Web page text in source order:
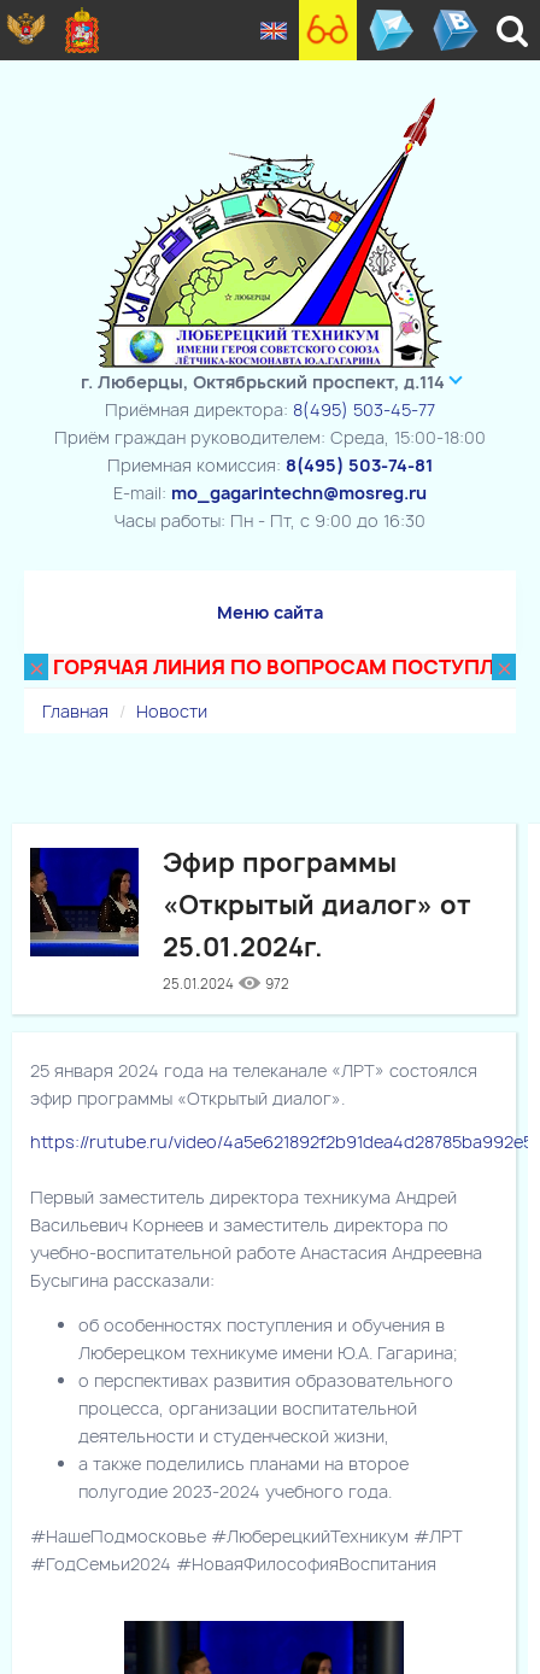
г. Люберцы, Октябрьский проспект, д.114
Приёмная директора: 8(495) 503-45-77
Приём граждан руководителем: Среда, 15:00-18:00
Приемная комиссия: 8(495) 503-74-81
E-mail: mo_gagarintechn@mosreg.ru
Часы работы: Пн - Пт, с 9:00 до 16:30
Меню сайта
×ГОРЯЧАЯ ЛИНИЯ ПО ВОПРОСАМ ПОСТУПЛЕНИЯ
×
Главная Новости
Эфир программы
«Открытый диалог» от
25.01.2024г.
25.01.2024 972
25 января 2024 года на телеканале «ЛРТ» состоялся
эфир программы «Открытый диалог».
https://rutube.ru/video/4a5e621892f2b91dea4d28785ba992e5/
Первый заместитель директора техникума Андрей
Васильевич Корнеев и заместитель директора по
учебно-воспитательной работе Анастасия Андреевна
Бусыгина рассказали:
об особенностях поступления и обучения в
Люберецком техникуме имени Ю.А. Гагарина;
о перспективах развития образовательного
процесса, организации воспитательной
деятельности и студенческой жизни,
а также поделились планами на второе
полугодие 2023-2024 учебного года.
#НашеПодмосковье #ЛюберецкийТехникум #ЛРТ
#ГодСемьи2024 #НоваяФилософияВоспитания